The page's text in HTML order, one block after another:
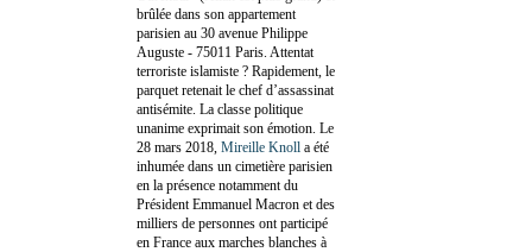
brûlée dans son appartement
parisien au 30 avenue Philippe
Auguste - 75011 Paris. Attentat
terroriste islamiste ? Rapidement, le
parquet retenait le chef d’assassinat
antisémite. La classe politique
unanime exprimait son émotion. Le
28 mars 2018, Mireille Knoll a été
inhumée dans un cimetière parisien
en la présence notamment du
Président Emmanuel Macron et des
milliers de personnes ont participé
en France aux marches blanches à